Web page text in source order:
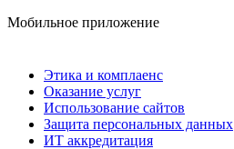
Мобильное приложение
Этика и комплаенс
Оказание услуг
Использование сайтов
Защита персональных данных
ИТ аккредитация